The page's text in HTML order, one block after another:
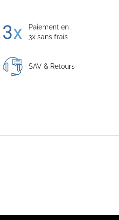
Paiement en
3x sans frais
SAV & Retours